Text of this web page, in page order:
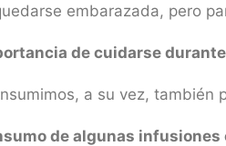
embarazada, pero
de cuidarse
a su vez, también
de algunas infusiones